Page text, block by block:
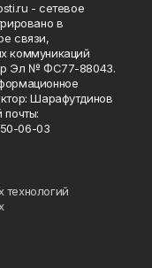
- сетевое
в
связи,
коммуникаций
Эл № ФС77-88043.
Шарафутдинов
06-03